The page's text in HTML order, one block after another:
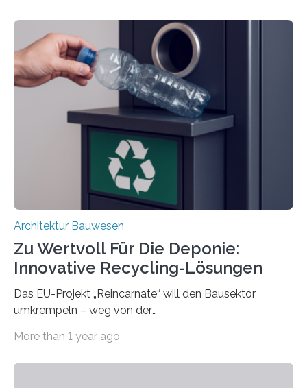
Projekt ReCon gemeinsam mit Unternehmenspartnern
ein Klett-Verbindungssystem für Gebäude entwickelt:
Damit lassen sich unterschiedliche Gebäudeteile
resilient verbinden und bei Bedarf einfach voneinander
trennen. Der Fokus lag auf der Verbindung von
Bauteilen mit unterschiedlicher Lebensdauer, bei denen
irreversible Verbindungen den Austausch üblicherweise
erschweren. Hierzu untersuchten die Forschenden zwei
unterschiedliche Zugänge. Einerseits klebten sie…
Architektur Bauwesen
Zu Wertvoll Für Die Deponie:
Innovative Recycling-Lösungen
Das EU-Projekt „Reincarnate“ will den Bausektor
umkrempeln – weg von der
Kreislaufwirtschaft Bei dem schwedischen
More than 1 year ago